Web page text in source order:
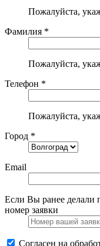
Пожалуйста,
Фамилия *
Пожалуйста,
Телефон *
Пожалуйста,
Город *
Email
Если Вы ранее делали
номер заявки
Согласен на